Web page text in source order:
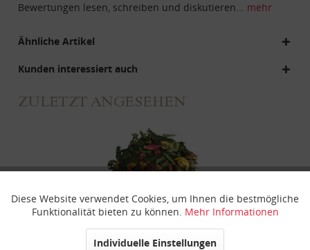
Bewertungen lesen, schreiben und diskutieren... mehr
Ähnliche Artikel
Kunden interessiert auch
ZULETZT ANGESEHEN
Funktionale Aktiv
Inaktiv
Diese Website verwendet Cookies, um Ihnen die bestmögliche
Funktionalität bieten zu können. Mehr Informationen
Individuelle Einstellungen